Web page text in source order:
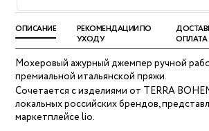
ОПИСАНИЕ
РЕКОМЕНДАЦИИ ПО
УХОДУ
ОПЛАТА
Мохеровый ажурный джемпер ручной
премиальной итальянской пряжи.
Сочетается с изделиями от TERRA
локальных российских брендов,
маркетплейсе lio.